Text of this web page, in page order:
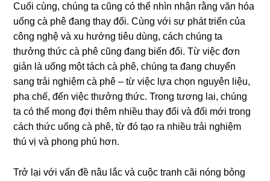
Cuối cùng, chúng ta cũng có thể nhìn nhận rằng văn hóa
uống cà phê đang thay đổi. Cùng với sự phát triển của
công nghệ và xu hướng tiêu dùng, cách chúng ta
thưởng thức cà phê cũng đang biến đổi. Từ việc đơn
giản là uống một tách cà phê, chúng ta đang chuyển
sang trải nghiệm cà phê – từ việc lựa chọn nguyên liệu,
pha chế, đến việc thưởng thức. Trong tương lai, chúng
ta có thể mong đợi thêm nhiều thay đổi và đổi mới trong
cách thức uống cà phê, từ đó tạo ra nhiều trải nghiệm
thú vị và phong phú hơn.
Trở lại với vấn đề nâu lắc và cuộc tranh cãi nóng bỏng